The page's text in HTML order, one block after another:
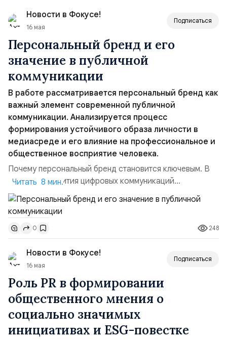
Новости в Фокусе!
16 мая
Подписаться
Персональный бренд и его
значение в публичной
коммуникации
В работе рассматривается персональный бренд как
важный элемент современной публичной
коммуникации. Анализируется процесс
формирования устойчивого образа личности в
медиасреде и его влияние на профессиональное и
общественное восприятие человека.
Почему персональный бренд становится ключевым. В
условиях развития цифровых коммуникаций
персональный бренд приобретает ключевое значение.
Личность всё чаще выступает не только участником
коммуникации, но и самостоятельным
медиасубъектом, влияющим на формирование
общественного мнения. Современная информационная
среда характеризуется высокой конкуренцией...
Читать 8 мин.
0 248
Новости в Фокусе!
16 мая
Подписаться
Роль PR в формировании
общественного мнения о
социально значимых
инициативах и ESG-повестке